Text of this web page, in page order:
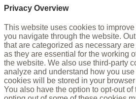
Privacy Overview
This website uses cookies to
you navigate through the website.
that are categorized as necessary
as they are essential for the working
the website. We also use third-party
analyze and understand how you
cookies will be stored in your
You also have the option to opt-out